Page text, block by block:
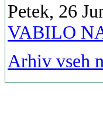
Petek, 26
VABILO
Arhiv vseh